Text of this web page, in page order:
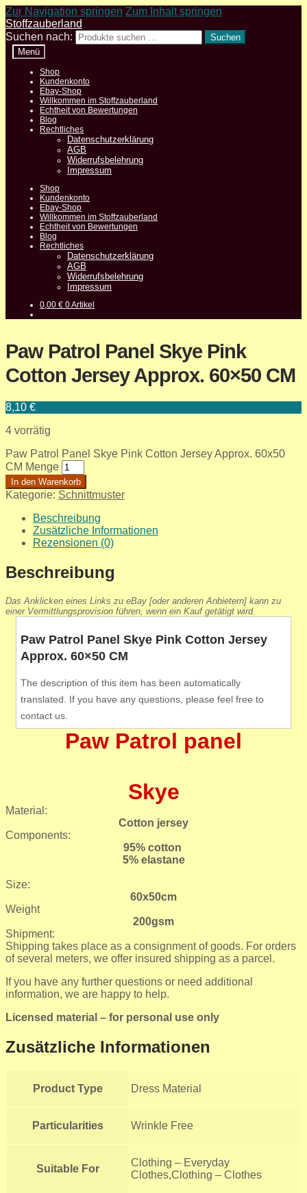
Zur Navigation springen Zum Inhalt springen
Stoffzauberland
Suchen nach:
Suchen
Menü
Shop
Kundenkonto
Ebay-Shop
Willkommen im Stoffzauberland
Echtheit von Bewertungen
Blog
Rechtliches
Datenschutzerklärung
AGB
Widerrufsbelehrung
Impressum
Shop
Kundenkonto
Ebay-Shop
Willkommen im Stoffzauberland
Echtheit von Bewertungen
Blog
Rechtliches
Datenschutzerklärung
AGB
Widerrufsbelehrung
Impressum
0,00€ 0 Artikel
Paw Patrol Panel Skye Pink
Cotton Jersey Approx. 60×50 CM
8,10 €
4 vorrätig
Paw Patrol Panel Skye Pink Cotton Jersey Approx. 60x50
CM Menge
In den Warenkorb
Kategorie: Schnittmuster
Beschreibung
Zusätzliche Informationen
Rezensionen (0)
Beschreibung
Das Anklicken eines Links zu eBay [oder anderen Anbietern] kann zu
einer Vermittlungsprovision führen, wenn ein Kauf getätigt wird.
Paw Patrol Panel Skye Pink Cotton Jersey
Approx. 60×50 CM
The description of this item has been automatically
translated. If you have any questions, please feel free to
contact us.
Paw Patrol panel
Skye
Material:
Cotton jersey
Components:
95% cotton
5% elastane
Size:
60x50cm
Weight
200gsm
Shipment:
Shipping takes place as a consignment of goods. For orders
of several meters, we offer insured shipping as a parcel.
If you have any further questions or need additional
information, we are happy to help.
Licensed material – for personal use only
Zusätzliche Informationen
Product Type Dress Material
Particularities Wrinkle Free
Suitable For
Clothing – Everyday
Clothes,Clothing – Clothes